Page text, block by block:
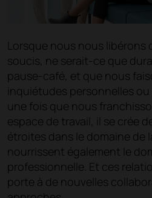
Lorsque nous nous libérons
soucis, ne serait-ce que
pause-café, et que nous
inquiétudes personnelles
une fois que nous
espace de travail, il se crée
étroites dans le domaine de
nourrissent également le
professionnelle. Et ces
porte à de nouvelles